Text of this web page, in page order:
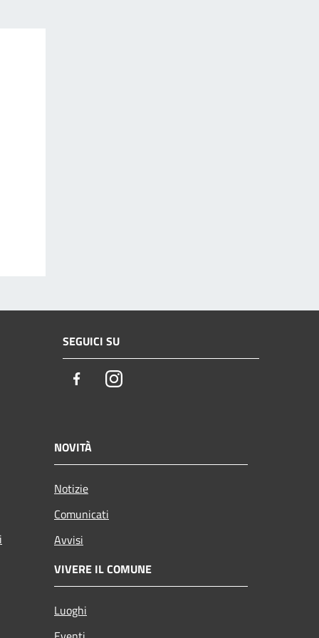
SEGUICI SU
FacebookInstagram
NOVITÀ
Notizie
Comunicati
Avvisi
VIVERE IL COMUNE
Luoghi